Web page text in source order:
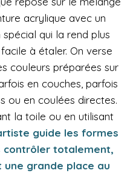
acrylique avec un
spécial qui la rend plus
à étaler. On verse
couleurs préparées sur
en couches, parfois
ou en coulées directes.
la toile ou en utilisant
guide les formes
contrôler totalement,
une grande place au